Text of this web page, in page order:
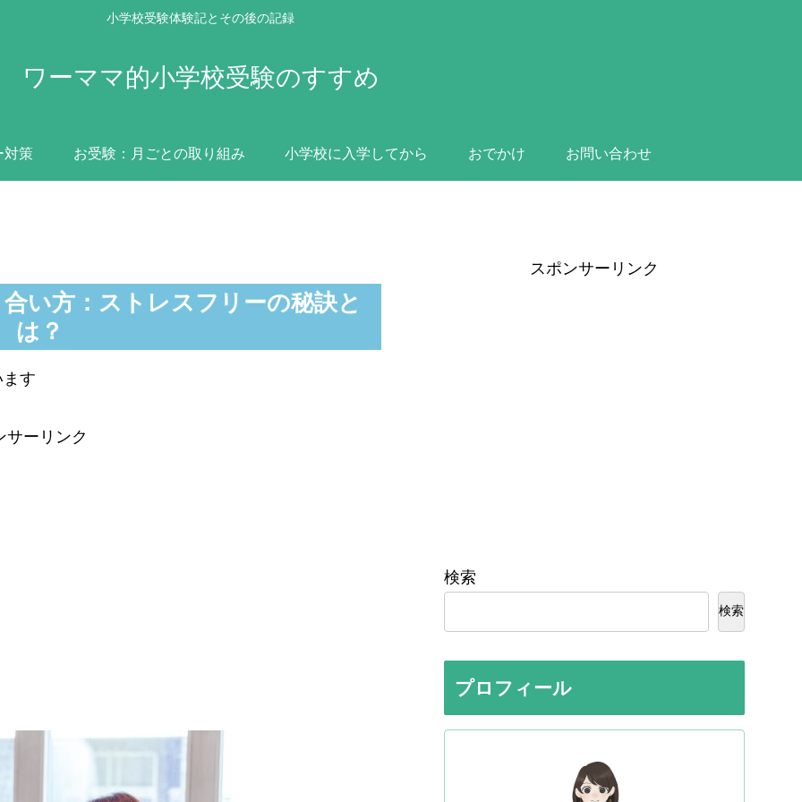
小学校受験体験記とその後の記録
ワーママ的小学校受験のすすめ
対策 お受験：月ごとの取り組み 小学校に入学してから おでかけ お問い合わせ
い方：ストレスフリーの秘訣と
は？
す
サーリンク
スポンサーリンク
検索
検索
プロフィール